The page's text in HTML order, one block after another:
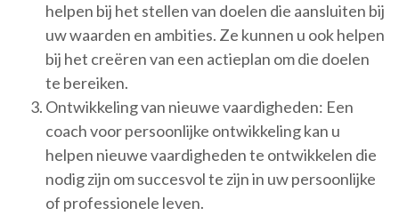
helpen bij het stellen van doelen die aansluiten bij
uw waarden en ambities. Ze kunnen u ook helpen
bij het creëren van een actieplan om die doelen
te bereiken.
Ontwikkeling van nieuwe vaardigheden: Een
coach voor persoonlijke ontwikkeling kan u
helpen nieuwe vaardigheden te ontwikkelen die
nodig zijn om succesvol te zijn in uw persoonlijke
of professionele leven.